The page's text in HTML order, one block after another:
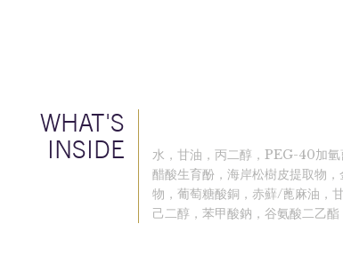
WHAT'S
INSIDE
水，甘油，丙二醇，PEG-40加
醋酸生育酚，海岸松樹皮提取物
物，葡萄糖酸銅，赤蘚/蓖麻油，
己二醇，苯甲酸鈉，谷氨酸二乙